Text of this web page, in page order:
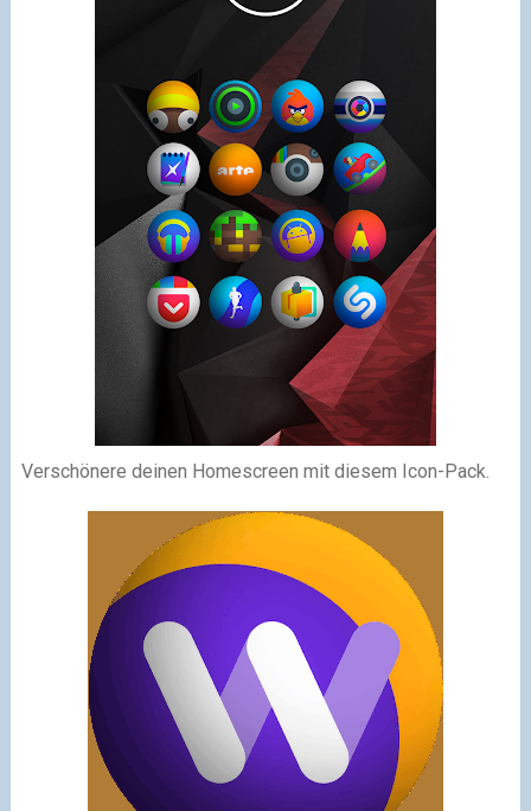
Verschönere deinen Homescreen mit diesem Icon-Pack.